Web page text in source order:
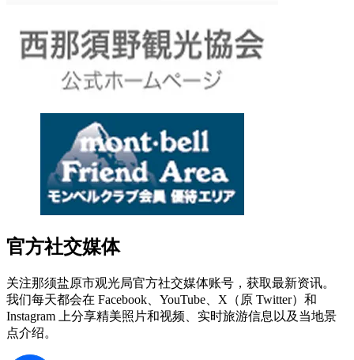
官方社交媒体
关注那须盐原市观光局官方社交媒体账号，获取最新资讯。
我们每天都会在 Facebook、YouTube、X（原 Twitter）和
Instagram 上分享精美照片和视频、实时旅游信息以及当地景
点介绍。